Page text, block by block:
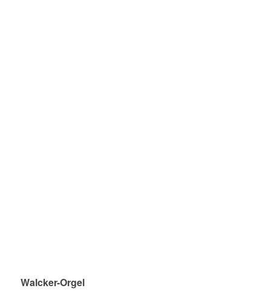
Walcker-Orgel